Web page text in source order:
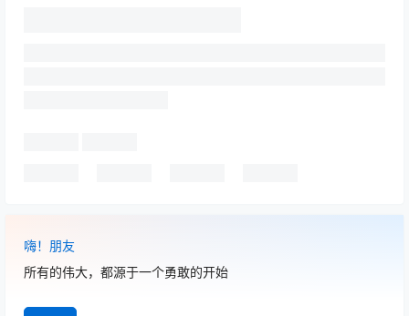
嗨！朋友
所有的伟大，都源于一个勇敢的开始